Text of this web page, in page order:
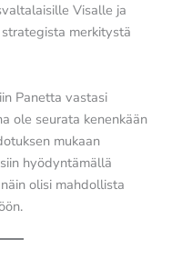
Visalle ja
merkitystä
Panetta vastasi
ole seurata kenenkään
mukaan
hyödyntämällä
olisi mahdollista